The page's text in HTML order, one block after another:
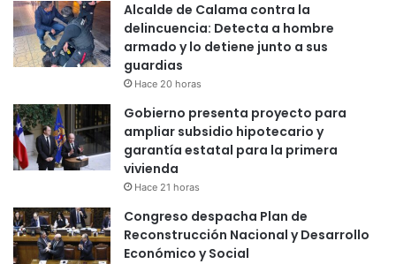
Alcalde de Calama contra la
delincuencia: Detecta a hombre
armado y lo detiene junto a sus
guardias
Hace 20 horas
Gobierno presenta proyecto para
ampliar subsidio hipotecario y
garantía estatal para la primera
vivienda
Hace 21 horas
Congreso despacha Plan de
Reconstrucción Nacional y Desarrollo
Económico y Social